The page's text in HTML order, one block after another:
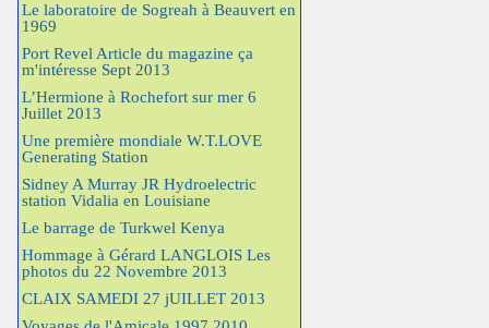
Le laboratoire de Sogreah à Beauvert en
1969
Port Revel Article du magazine ça
m'intéresse Sept 2013
L’Hermione à Rochefort sur mer 6
Juillet 2013
Une première mondiale W.T.LOVE
Generating Station
Sidney A Murray JR Hydroelectric
station Vidalia en Louisiane
Le barrage de Turkwel Kenya
Hommage à Gérard LANGLOIS Les
photos du 22 Novembre 2013
CLAIX SAMEDI 27 jUILLET 2013